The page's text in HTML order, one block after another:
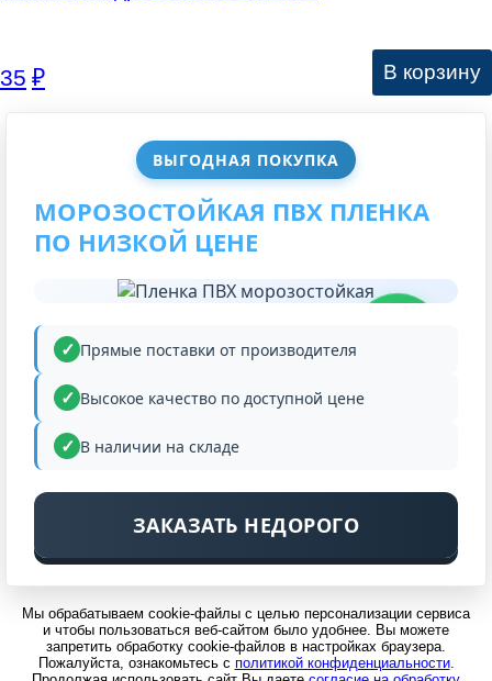
ВЫГОДНАЯ ПОКУПКА
МОРОЗОСТОЙКАЯ ПВХ ПЛЕНКА
ПО НИЗКОЙ ЦЕНЕ
Прямые поставки от производителя
Высокое качество по доступной цене
В наличии на складе
ЗАКАЗАТЬ НЕДОРОГО
35 ₽ В корзину
Мы обрабатываем cookie-файлы с целью персонализации сервиса
и чтобы пользоваться веб-сайтом было удобнее. Вы можете
запретить обработку cookie-файлов в настройках браузера.
Пожалуйста, ознакомьтесь с политикой конфиденциальности.